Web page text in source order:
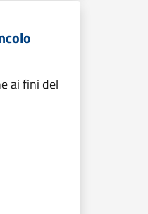
ai fini del